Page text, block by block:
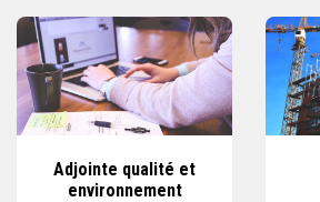
Adjointe qualité et
environnement